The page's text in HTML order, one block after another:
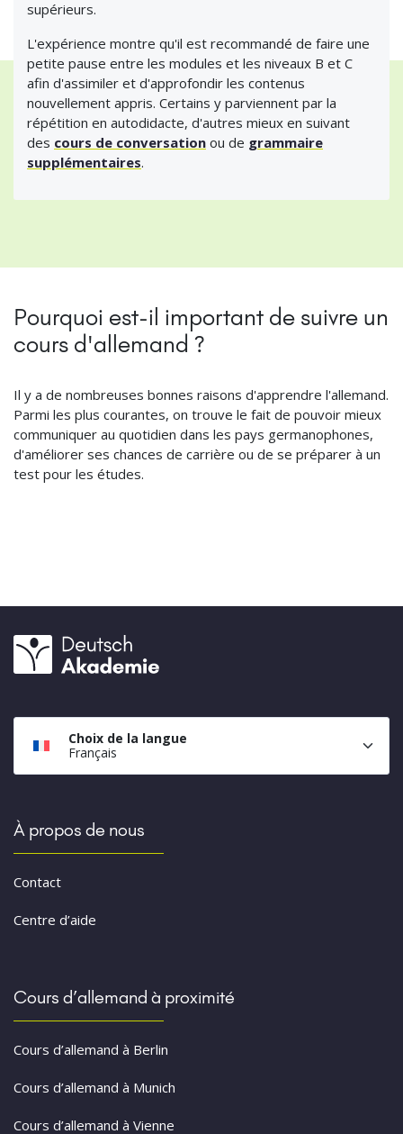
supérieurs.
L'expérience montre qu'il est recommandé de faire une
petite pause entre les modules et les niveaux B et C
afin d'assimiler et d'approfondir les contenus
nouvellement appris. Certains y parviennent par la
répétition en autodidacte, d'autres mieux en suivant
des cours de conversation ou de grammaire
supplémentaires.
Pourquoi est-il important de suivre un
cours d'allemand ?
Il y a de nombreuses bonnes raisons d'apprendre l'allemand.
Parmi les plus courantes, on trouve le fait de pouvoir mieux
communiquer au quotidien dans les pays germanophones,
d'améliorer ses chances de carrière ou de se préparer à un
test pour les études.
Choix de la langue
Français
À propos de nous
Contact
Centre d’aide
Cours d’allemand à proximité
Cours d’allemand à Berlin
Cours d’allemand à Munich
Cours d’allemand à Vienne